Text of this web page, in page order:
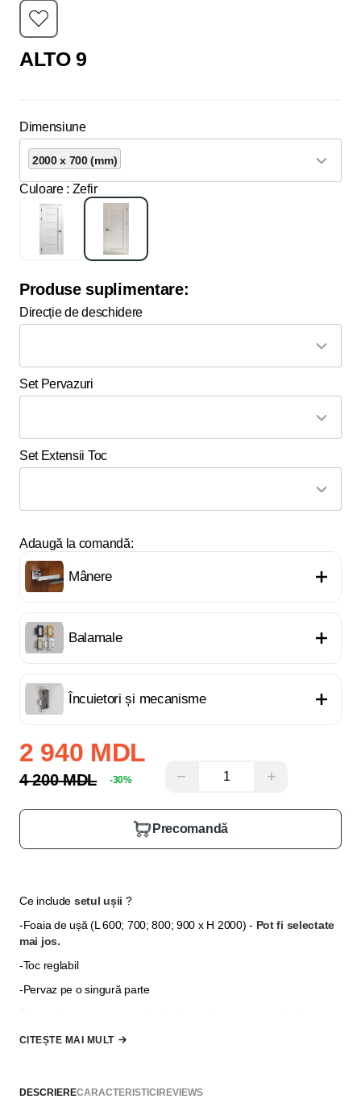
ALTO 9
Dimensiune
2000 x 700 (mm)
Culoare : Zefir
Produse suplimentare:
Direcție de deschidere
Set Pervazuri
Set Extensii Toc
Adaugă la comandă:
Mânere
Balamale
Încuietori și mecanisme
2 940 MDL
4 200 MDL -30% − +
Precomandă
Ce include setul ușii ?
-Foaia de ușă (L 600; 700; 800; 900 x H 2000)- Pot fi selectate
mai jos.
-Toc reglabil
-Pervaz pe o singură parte
care grosimea peretelui nu permite să fie acoperită doar cu
*Nu se include mâner, broască și balamale, acestea pot fi
CITEȘTE MAI MULT
DESCRIERECARACTERISTICI REVIEWS